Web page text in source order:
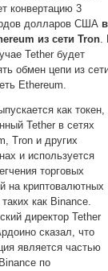
конвертацию 3
долларов США в
из сети Tron
Tether будет
обмен цепи из
Ethereum.
как токен,
Tether в сетях
Tron и других
и используется
торговых
на криптовалютных
как Binance.
директор Tether
сказал, что
является частью
по